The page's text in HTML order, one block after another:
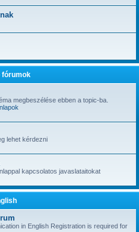
fórumok
megbeszélése ebben a topic-ba.
lehet kérdezni
kapcsolatos javaslataitokat
in English Registration is required for